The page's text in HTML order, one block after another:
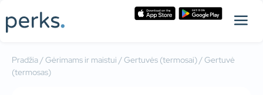
Pradžia/Gėrimams ir maistui /Gertuvės (termosai)/ Gertuvė
(termosas)